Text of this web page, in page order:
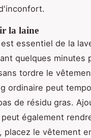
la laine
essentiel de la
quelques minutes
tordre le
ordinaire peut
de résidu gras.
également
le vêtement